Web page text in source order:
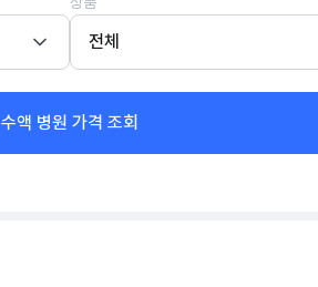
전체
수액 병원 가격 조회